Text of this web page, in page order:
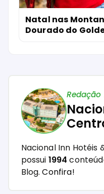
Natal nas
Dourado do
Nacional Inn Hotéis
possui 1994
Blog.Confira!